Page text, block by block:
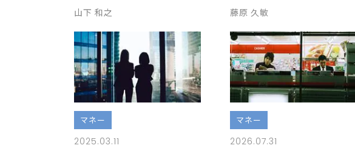
山下 和之
藤原 久敏
マネー
2025.03.11
マネー
2026.07.31